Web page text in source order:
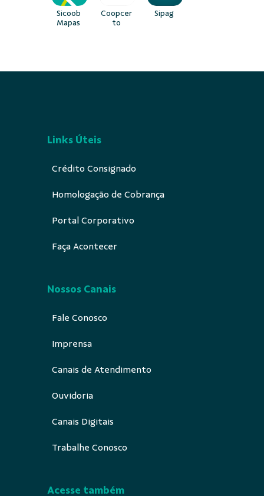
Sicoob
Mapas
Coopcer
to
Sipag
Links Úteis
Crédito Consignado
Homologação de Cobrança
Portal Corporativo
Faça Acontecer
Nossos Canais
Fale Conosco
Imprensa
Canais de Atendimento
Ouvidoria
Canais Digitais
Trabalhe Conosco
Acesse também